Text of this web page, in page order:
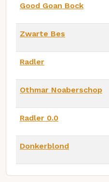
Good Goan Bock
Zwarte Bes
Radler
Othmar Noaberschop
Radler 0.0
Donkerblond